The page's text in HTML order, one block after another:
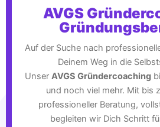
AVGS
Auf der Suche nach
Deinem Weg in die
Unser AVGS Gründercoaching
und noch viel mehr. Mit bis
professioneller Beratung,
begleiten wir Dich Schritt